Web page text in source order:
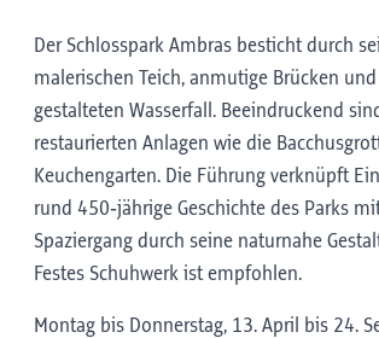
Der Schlosspark Ambras besticht durch
malerischen Teich, anmutige Brücken und
gestalteten Wasserfall. Beeindruckend
restaurierten Anlagen wie die
Keuchengarten. Die Führung verknüpft
rund 450‑jährige Geschichte des Parks
Spaziergang durch seine naturnahe
Festes Schuhwerk ist empfohlen.
Montag bis Donnerstag, 13. April bis 24.